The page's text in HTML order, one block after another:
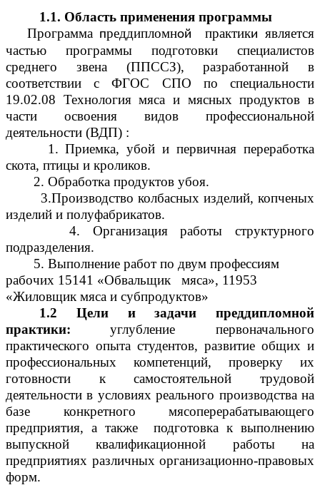
1.1. Область применения программы
Программа преддипломной практики
является
частью программы подготовки специалистов
среднего звена (ППССЗ), разработанной в
соответствии с ФГОС СПО по специальности
19.02.08 Технология мяса и мясных продуктов в
части освоения видов профессиональной
деятельности (ВДП) :
1. Приемка, убой и первичная переработка
скота, птицы и кроликов.
2. Обработка продуктов убоя.
3.Производство колбасных изделий, копченых
изделий и полуфабрикатов.
4. Организация работы структурного
подразделения.
5. Выполнение работ по двум профессиям
рабочих 15141 «Обвальщик мяса», 11953
«Жиловщик мяса и субпродуктов»
1.2 Цели и задачи преддипломной
практики:
углубление первоначального
практического опыта студентов, развитие общих и
профессиональных компетенций, проверку их
готовности к самостоятельной трудовой
деятельности в условиях реального производства на
базе конкретного мясоперерабатывающего
предприятия, а также подготовка к выполнению
выпускной квалификационной работы на
предприятиях различных организационно-правовых
форм.